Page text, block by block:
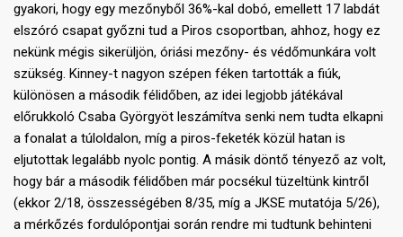
gyakori, hogy egy mezőnyből 36%-kal dobó, emellett 17 labdát
elszóró csapat győzni tud a Piros csoportban, ahhoz, hogy ez
nekünk mégis sikerüljön, óriási mezőny- és védőmunkára volt
szükség. Kinney-t nagyon szépen féken tartották a fiúk,
különösen a második félidőben, az idei legjobb játékával
előrukkoló Csaba Györgyöt leszámítva senki nem tudta elkapni
a fonalat a túloldalon, míg a piros-feketék közül hatan is
eljutottak legalább nyolc pontig. A másik döntő tényező az volt,
hogy bár a második félidőben már pocsékul tüzeltünk kintről
(ekkor 2/18, összességében 8/35, míg a JKSE mutatója 5/26),
a mérkőzés fordulópontjai során rendre mi tudtunk behinteni